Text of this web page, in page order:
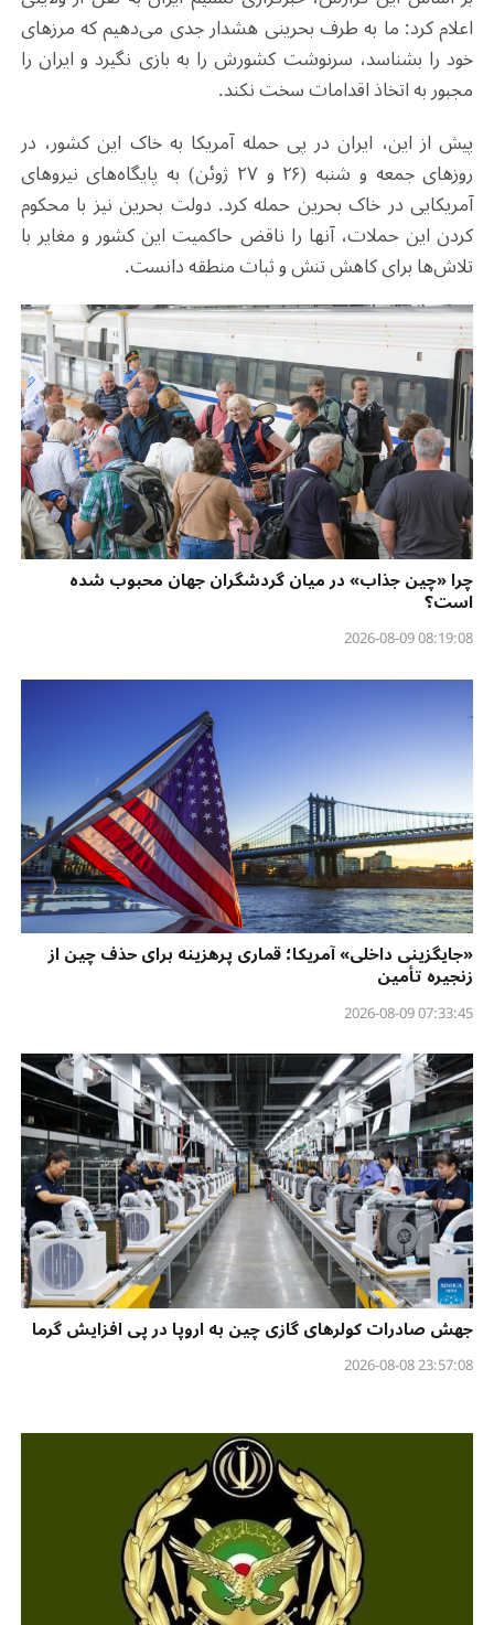
اعلام کرد: ما به طرف بحرینی هشدار جدی می‌دهیم که مرزهای
خود را بشناسد، سرنوشت کشورش را به بازی نگیرد و ایران را
مجبور به اتخاذ اقدامات سخت نکند.
پیش از این، ایران در پی حمله آمریکا به خاک این کشور، در
روزهای جمعه و شنبه (۲۶ و ۲۷ ژوئن) به پایگاه‌های نیروهای
آمریکایی در خاک بحرین حمله کرد. دولت بحرین نیز با محکوم
کردن این حملات، آنها را ناقض حاکمیت این کشور و مغایر با
تلاش‌ها برای کاهش تنش و ثبات منطقه دانست.
چرا «چین جذاب» در میان گردشگران جهان محبوب شده
است؟
08:19:08 2026-08-09
«جایگزینی داخلی» آمریکا؛ قماری پرهزینه برای حذف چین از
زنجیره تأمین
07:33:45 2026-08-09
جهش صادرات کولرهای گازی چین به اروپا در پی افزایش گرما
23:57:08 2026-08-08